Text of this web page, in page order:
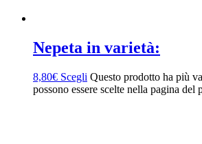
Nepeta in varietà:
8,80€ Scegli Questo prodotto ha più
possono essere scelte nella pagina del